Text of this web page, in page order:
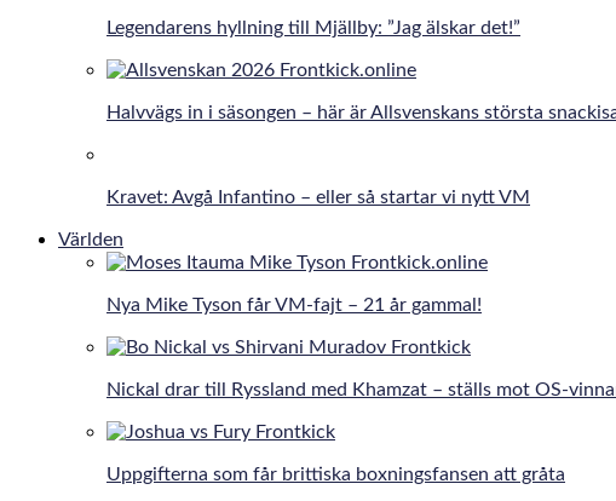
Legendarens hyllning till Mjällby: ”Jag älskar det!”
Halvvägs in i säsongen – här är Allsvenskans största
Kravet: Avgå Infantino – eller så startar vi nytt VM
Världen
Nya Mike Tyson får VM-fajt – 21 år gammal!
Nickal drar till Ryssland med Khamzat – ställs mot OS-
Uppgifterna som får brittiska boxningsfansen att gråta